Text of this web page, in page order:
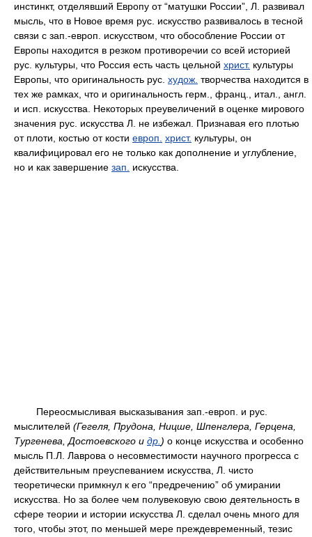
инстинкт, отделявший Европу от “матушки России”, Л. развивал
мысль, что в Новое время рус. искусство развивалось в тесной
связи с зап.-европ. искусством, что обособление России от
Европы находится в резком противоречии со всей историей
рус. культуры, что Россия есть часть цельной христ. культуры
Европы, что оригинальность рус. худож. творчества находится в
тех же рамках, что и оригинальность герм., франц., итал., англ.
и исп. искусства. Некоторых преувеличений в оценке мирового
значения рус. искусства Л. не избежал. Признавая его плотью
от плоти, костью от кости европ. христ. культуры, он
квалифицировал его не только как дополнение и углубление,
но и как завершение зап. искусства.
Переосмысливая высказывания зап.-европ. и рус.
мыслителей (Гегеля, Прудона, Ницше, Шпенглера, Герцена,
Тургенева, Достоевского и др. ) о конце искусства и особенно
мысль П.Л. Лаврова о несовместимости научного прогресса с
действительным преуспеванием искусства, Л. чисто
теоретически примкнул к его “предречению” об умирании
искусства. Но за более чем полувековую свою деятельность в
сфере теории и истории искусства Л. сделал очень много для
того, чтобы этот, по меньшей мере преждевременный, тезис